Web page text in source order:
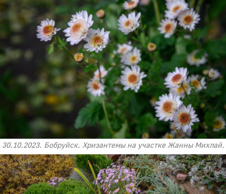
30.10.2023. Бобруйск. Хризантемы на участке Жанны Михлай.